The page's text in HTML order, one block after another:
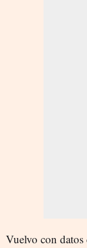
Vuelvo con